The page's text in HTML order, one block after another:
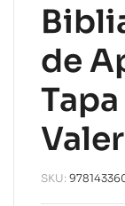
de
SKU: